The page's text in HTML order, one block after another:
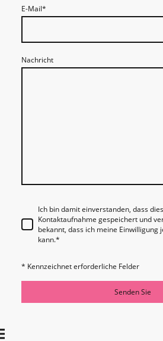
E-Mail*
Nachricht
Ich bin damit einverstanden, dass
Kontaktaufnahme gespeichert und
bekannt, dass ich meine
kann.*
* Kennzeichnet erforderliche Felder
Senden Sie